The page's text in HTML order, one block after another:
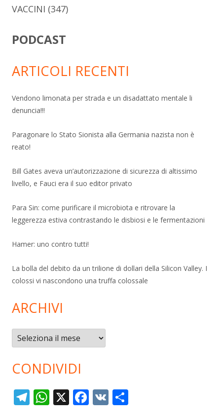
VACCINI (347)
PODCAST
ARTICOLI RECENTI
Vendono limonata per strada e un disadattato mentale li
denuncia!!!
Paragonare lo Stato Sionista alla Germania nazista non è
reato!
Bill Gates aveva un’autorizzazione di sicurezza di altissimo
livello, e Fauci era il suo editor privato
Para Sin: come purificare il microbiota e ritrovare la
leggerezza estiva contrastando le disbiosi e le fermentazioni
Hamer: uno contro tutti!
La bolla del debito da un trilione di dollari della Silicon Valley. I
colossi vi nascondono una truffa colossale
ARCHIVI
Archivi
CONDIVIDI
T W X F V